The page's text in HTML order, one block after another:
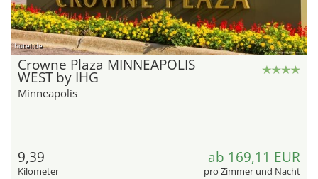
hotel.de
Crowne Plaza MINNEAPOLIS
WEST by IHG
Minneapolis
9,39
Kilometer
ab 169,11 EUR
pro Zimmer und Nacht